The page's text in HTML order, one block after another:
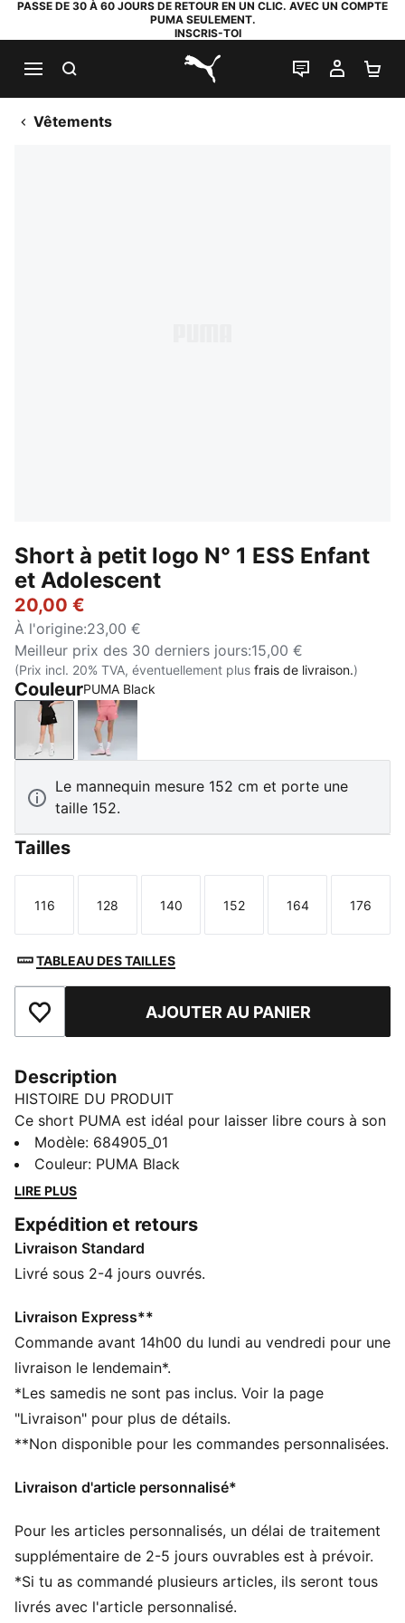
PASSE DE 30 À 60 JOURS DE RETOUR EN UN CLIC. AVEC UN COMPTE
PUMA SEULEMENT.
INSCRIS-TOI
PUMA.com
LIVE CHAT
MON
Vêtements
Short à petit logo N° 1 ESS Enfant
et Adolescent
20,00 €
À l'origine:23,00 €
Meilleur prix des 30 derniers jours:15,00 €
(Prix incl. 20% TVA, éventuellement plus frais de livraison.)
CouleurPUMA Black
PUMA BlackWild Pink
Le mannequin mesure 152 cm et porte une
taille 152.
Tailles
Taille
116
Taille
128
Taille
140
Taille
152
Taille
164
Taille
176
TABLEAU DES TAILLES
Ajouter aux favorisAJOUTER AU PANIER
Description
HISTOIRE DU PRODUIT
Ce short PUMA est idéal pour laisser libre cours à son
énergie. Taille côtelée, fentes latérales et poches sur
les coutures latérales : ce modèle ultra-fonctionnel
offre une belle liberté de mouvement. Parfait pour
avec style.
CARACTÉRISTIQUES + AVANTAGES
Confectionné avec un minimum de 30 % de matériaux
DÉTAILS
Coupe régulière
French terry
Taille mi-haute
Poche latérale
PUMA Enfant et Adolescent : recommandé pour les
Modèle: 684905_01
Couleur: PUMA Black
LIRE PLUS
Expédition et retours
Livraison Standard
Livré sous 2-4 jours ouvrés.
Livraison Express**
Commande avant 14h00 du lundi au vendredi pour une
livraison le lendemain*.
*Les samedis ne sont pas inclus. Voir la page
"Livraison" pour plus de détails.
**Non disponible pour les commandes personnalisées.
Livraison d'article personnalisé*
Pour les articles personnalisés, un délai de traitement
supplémentaire de 2-5 jours ouvrables est à prévoir.
*Si tu as commandé plusieurs articles, ils seront tous
livrés avec l'article personnalisé.